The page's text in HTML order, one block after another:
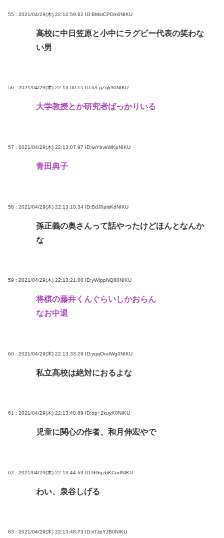
55 : 2021/04/29(木) 22:12:59.62 ID:BMstCPDm0NIKU
高校に中日笠原と小中にラグビー代表の笑わな
い男
56 : 2021/04/29(木) 22:13:00.15 ID:b/LgZgk90NIKU
大学教授とか研究者ばっかりいる
57 : 2021/04/29(木) 22:13:07.97 ID:iwYbvkWKpNIKU
青田典子
58 : 2021/04/29(木) 22:13:10.34 ID:BdJ0plsKdNIKU
孫正義の奥さんって話やったけどほんとなんか
な
59 : 2021/04/29(木) 22:13:21.00 ID:yWIppNQ80NIKU
将棋の藤井くんぐらいしかおらん
なお中退
60 : 2021/04/29(木) 22:13:33.29 ID:yqqOodWg0NIKU
私立高校は絶対におるよな
61 : 2021/04/29(木) 22:13:40.89 ID:op+2kuyX0NIKU
児童に関心の作者、和月伸宏やで
62 : 2021/04/29(木) 22:13:44.69 ID:GGqzbKCodNIKU
わい、泉谷しげる
63 : 2021/04/29(木) 22:13:48.73 ID:it7JpYJB0NIKU